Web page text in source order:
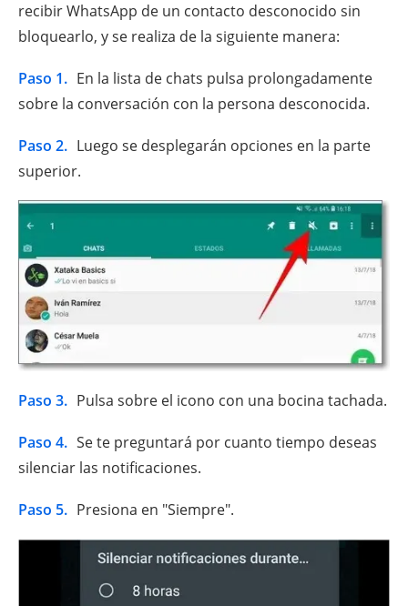
recibir WhatsApp de un contacto desconocido sin
bloquearlo, y se realiza de la siguiente manera:
Paso 1. En la lista de chats pulsa prolongadamente
sobre la conversación con la persona desconocida.
Paso 2. Luego se desplegarán opciones en la parte
superior.
Paso 3. Pulsa sobre el icono con una bocina tachada.
Paso 4. Se te preguntará por cuanto tiempo deseas
silenciar las notificaciones.
Paso 5. Presiona en "Siempre".